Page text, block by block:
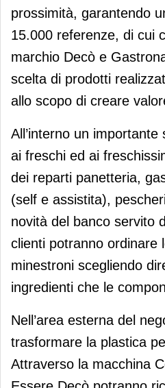
prossimità, garantendo
15.000 referenze, di cui
marchio Decò e
scelta di prodotti
allo scopo di creare
All’interno un
ai freschi ed ai
dei reparti panetteria,
(self e assistita),
novità del banco servito
clienti potranno ordinare
minestroni scegliendo
ingredienti che le
Nell’area esterna del
trasformare la plastica
Attraverso la macchina